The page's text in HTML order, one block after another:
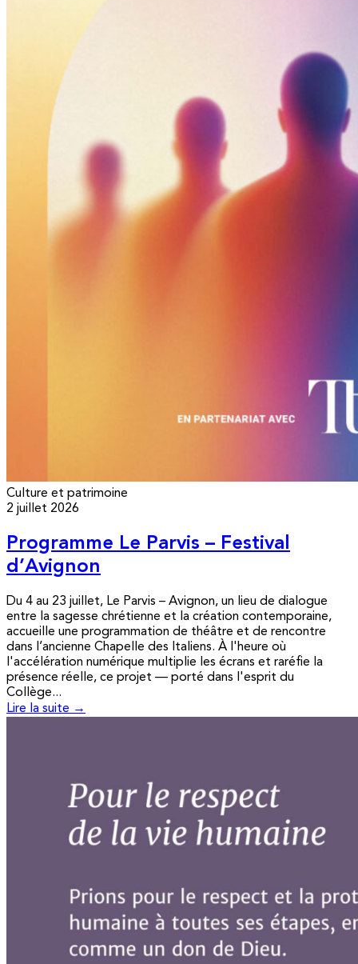
Culture et patrimoine
2 juillet 2026
Programme Le Parvis – Festival
d’Avignon
Du 4 au 23 juillet, Le Parvis – Avignon, un lieu de dialogue
entre la sagesse chrétienne et la création contemporaine,
accueille une programmation de théâtre et de rencontre
dans l’ancienne Chapelle des Italiens. À l'heure où
l'accélération numérique multiplie les écrans et raréfie la
présence réelle, ce projet — porté dans l'esprit du
Collège...
Lire la suite →